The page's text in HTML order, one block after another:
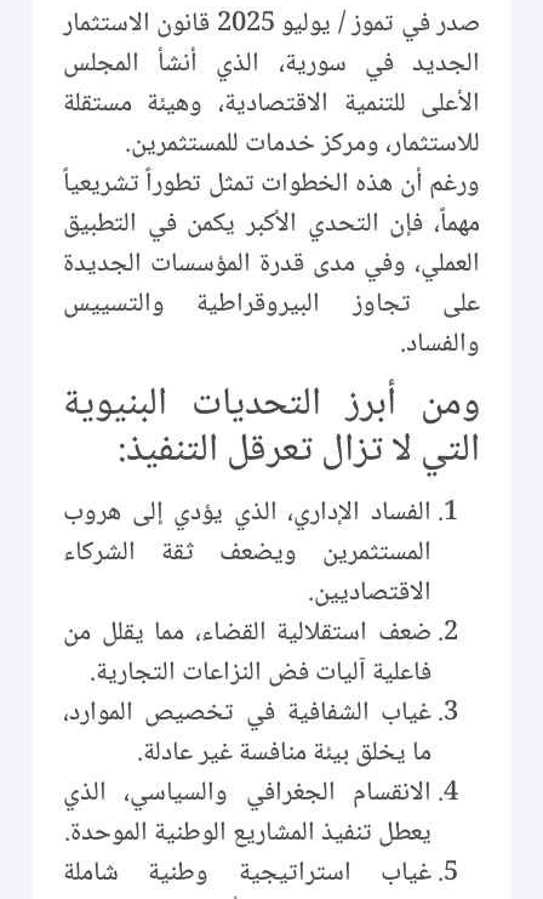
صدر في تموز / يوليو 2025 قانون الاستثمار
الجديد في سورية، الذي أنشأ المجلس
الأعلى للتنمية الاقتصادية، وهيئة مستقلة
للاستثمار، ومركز خدمات للمستثمرين.
ورغم أن هذه الخطوات تمثل تطوراً تشريعياً
مهماً، فإن التحدي الأكبر يكمن في التطبيق
العملي، وفي مدى قدرة المؤسسات الجديدة
على تجاوز البيروقراطية والتسييس
والفساد.
ومن أبرز التحديات البنيوية
التي لا تزال تعرقل التنفيذ:
الفساد الإداري، الذي يؤدي إلى هروب
المستثمرين ويضعف ثقة الشركاء
الاقتصاديين.
ضعف استقلالية القضاء، مما يقلل من
فاعلية آليات فض النزاعات التجارية.
غياب الشفافية في تخصيص الموارد،
ما يخلق بيئة منافسة غير عادلة.
الانقسام الجغرافي والسياسي، الذي
يعطل تنفيذ المشاريع الوطنية الموحدة.
غياب استراتيجية وطنية شاملة